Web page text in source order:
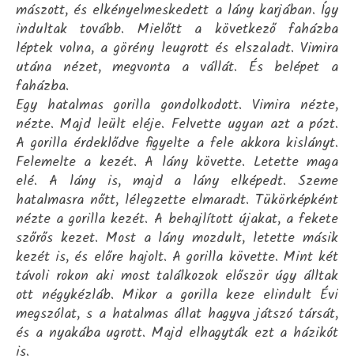
mászott, és elkényelmeskedett a lány karjában. Így
indultak tovább. Mielőtt a következő faházba
léptek volna, a görény leugrott és elszaladt. Vimira
utána nézet, megvonta a vállát. És belépet a
faházba.
Egy hatalmas gorilla gondolkodott. Vimira nézte,
nézte. Majd leült eléje. Felvette ugyan azt a pózt.
A gorilla érdeklődve figyelte a fele akkora kislányt.
Felemelte a kezét. A lány követte. Letette maga
elé. A lány is, majd a lány elképedt. Szeme
hatalmasra nőtt, lélegzette elmaradt. Tükörképként
nézte a gorilla kezét. A behajlított újakat, a fekete
szőrős kezet. Most a lány mozdult, letette másik
kezét is, és előre hajolt. A gorilla követte. Mint két
távoli rokon aki most találkozok először úgy álltak
ott négykézláb. Mikor a gorilla keze elindult Évi
megszólat, s a hatalmas állat hagyva játszó társát,
és a nyakába ugrott. Majd elhagyták ezt a házikót
is.